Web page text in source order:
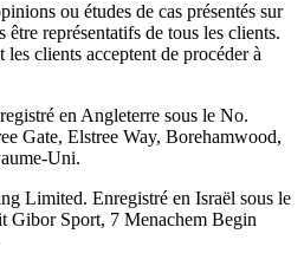
ou études de cas présentés sur
être représentatifs de tous les clients.
clients acceptent de procéder à
en Angleterre sous le No.
Gate, Elstree Way, Borehamwood,
Uni.
Limited. Enregistré en Israël sous le
Gibor Sport, 7 Menachem Begin